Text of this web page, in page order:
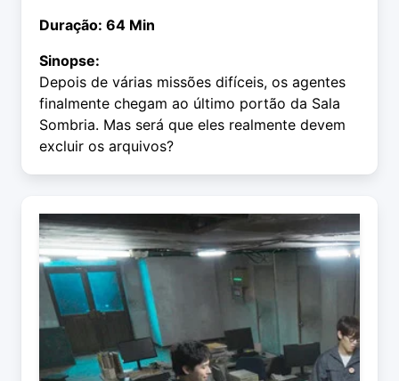
Duração: 64 Min
Sinopse:
Depois de várias missões difíceis, os agentes
finalmente chegam ao último portão da Sala
Sombria. Mas será que eles realmente devem
excluir os arquivos?